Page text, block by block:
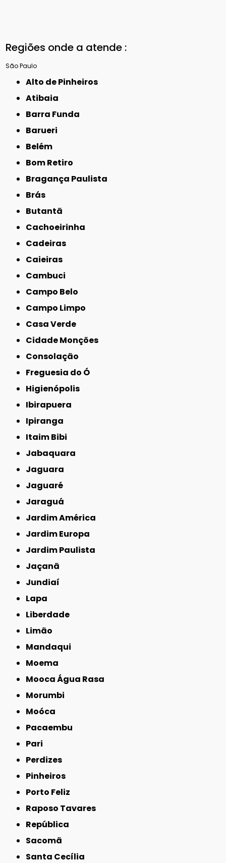
Regiões onde a atende :
São Paulo
Alto de Pinheiros
Atibaia
Barra Funda
Barueri
Belém
Bom Retiro
Bragança Paulista
Brás
Butantã
Cachoeirinha
Cadeiras
Caieiras
Cambuci
Campo Belo
Campo Limpo
Casa Verde
Cidade Monções
Consolação
Freguesia do Ó
Higienópolis
Ibirapuera
Ipiranga
Itaim Bibi
Jabaquara
Jaguara
Jaguaré
Jaraguá
Jardim América
Jardim Europa
Jardim Paulista
Jaçanã
Jundiaí
Lapa
Liberdade
Limão
Mandaqui
Moema
Mooca Água Rasa
Morumbi
Moóca
Pacaembu
Pari
Perdizes
Pinheiros
Porto Feliz
Raposo Tavares
República
Sacomã
Santa Cecília